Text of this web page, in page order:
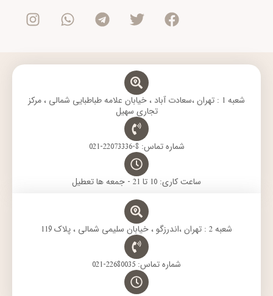
c
e
o
i
t
e
r
l
e
r
a
t
a
s
t
g
m
شعبه 1 : تهران ،سعادت آباد ، خیابان علامه طباطبایی شمالی ، مرکز
تجاری سهیل
شماره تماس: 8-22073336-021
ساعت کاری: 10 تا 21 - جمعه ها تعطیل
شعبه 2 : تهران ،اندرزگو ، خیابان سلیمی شمالی ، پلاک 119
شماره تماس: 22680035-021